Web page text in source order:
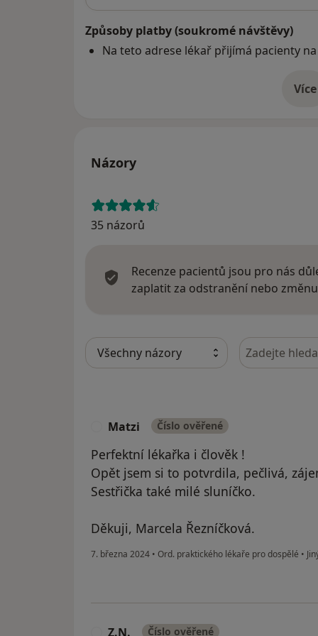
Způsoby platby (soukromé návštěvy)
Na teto adrese lékař přijímá pacienty
Více
o
Názory
35 názorů
Recenze pacientů jsou pro nás
zaplatit za odstranění nebo
Hledejte v
Matzi Číslo ověřené
Perfektní lékařka i člověk !
Opět jsem si to potvrdila, pečlivá,
Sestřička také milé sluníčko.
Děkuji, Marcela Řezníčková.
7. března 2024 • Ord. praktického lékaře pro dospělé •
Z.N. Číslo ověřené